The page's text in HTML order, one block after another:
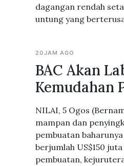
dagangan rendah
untung yang
20JAM AGO
BAC Akan
Kemudahan
NILAI, 5 Ogos
mampan dan
pembuatan
berjumlah US$150
pembuatan,